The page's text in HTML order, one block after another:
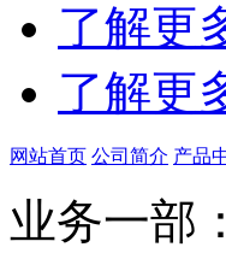
了解更
了解更
网站首页 公司简介 产品
业务一部